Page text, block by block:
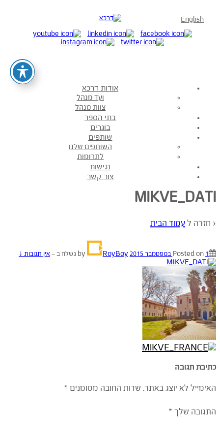
English
אודות דרכא
ועד מנהל
צוות מנהל
בתי הספר
בוגרים
שותפים
השותפים שלנו
לתרומות
נגישות
צור קשר
MIKVE_DATI
‹ חזרה לעמוד הבית
Posted on 1 בספטמבר 2015 RoyBoy נשלח ב—אין תגובות ↓
כתיבת תגובה
האימייל לא יוצג באתר. שדות החובה מסומנים *
התגובה שלך *